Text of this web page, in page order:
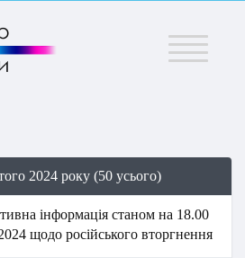
Меню
2024 року (50 усього)
інформація станом на 18.00
щодо російського вторгнення